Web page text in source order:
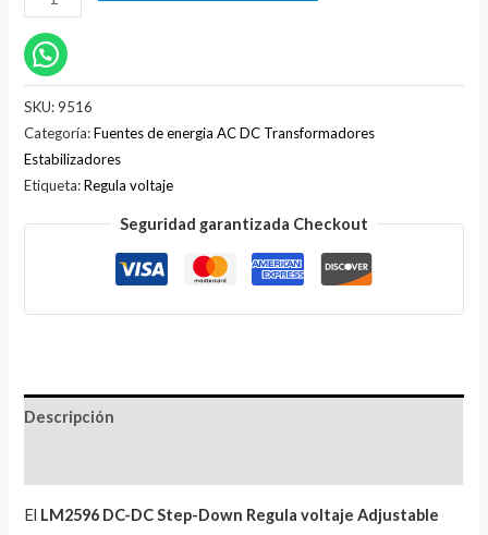
SKU:9516
Categoría:Fuentes de energia AC DC Transformadores
Estabilizadores
Etiqueta:Regula voltaje
Seguridad garantizada Checkout
Descripción
El LM2596 DC-DC Step-Down Regula voltaje Adjustable